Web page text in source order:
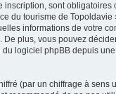
inscription, sont obligatoires
du tourisme de Topoldavie
informations de votre
plus, vous pouvez
logiciel phpBB depuis
(par un chiffrage à sens